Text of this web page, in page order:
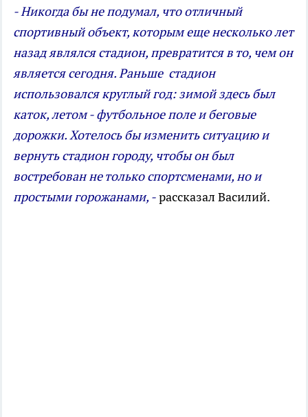
- Никогда бы не подумал, что отличный
спортивный объект, которым еще несколько лет
назад являлся стадион, превратится в то, чем он
является сегодня. Раньше стадион
использовался круглый год: зимой здесь был
каток, летом - футбольное поле и беговые
дорожки. Хотелось бы изменить ситуацию и
вернуть стадион городу, чтобы он был
востребован не только спортсменами, но и
простыми горожанами, -рассказал Василий.